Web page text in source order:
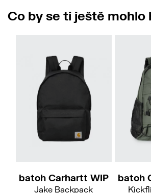
Co by se ti ještě mohlo
batoh Carhartt WIP
Jake Backpack
batoh